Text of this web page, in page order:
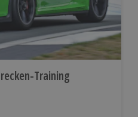
Training